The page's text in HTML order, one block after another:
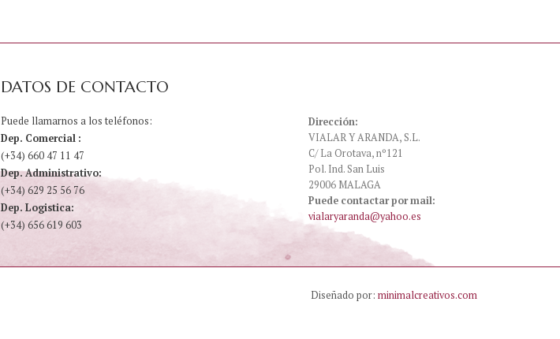
DATOS DE CONTACTO
Puede llamarnos a los teléfonos:
Dep. Comercial :
(+34) 660 47 11 47
Dep. Administrativo:
(+34) 629 25 56 76
Dep. Logistica:
(+34) 656 619 603
Dirección:
VIALAR Y ARANDA, S.L.
C/ La Orotava, nº121
Pol. Ind. San Luis
29006 MALAGA
Puede contactar por mail:
vialaryaranda@yahoo.es
Diseñado por: minimalcreativos.com